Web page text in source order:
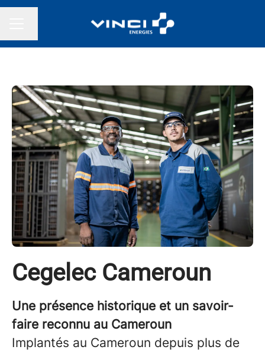
Changer la langue
Cegelec Cameroun
Une présence historique et un savoir-
faire reconnu au Cameroun
Implantés au Cameroun depuis plus de